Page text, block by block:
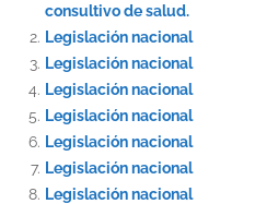
consultivo de salud.
Legislación nacional
Legislación nacional
Legislación nacional
Legislación nacional
Legislación nacional
Legislación nacional
Legislación nacional